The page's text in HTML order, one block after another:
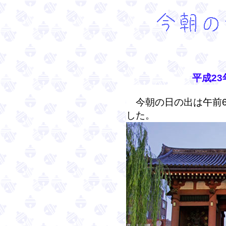
平成23
今朝の日の出は午前
した。